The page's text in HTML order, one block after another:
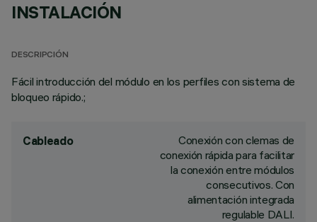
INSTALACIÓN
DESCRIPCIÓN
Fácil introducción del módulo en los perfiles con sistema de
bloqueo rápido.;
Cableado
Conexión con clemas de
conexión rápida para facilitar
la conexión entre módulos
consecutivos. Con
alimentación integrada
regulable DALI.